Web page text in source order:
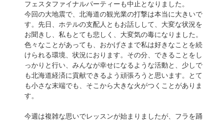
フェスタファイナルパーティーも中止となりました。
今回の大地震で、北海道の観光業の打撃は本当に大きいで
す。先日、ホテルの支配人ともお話しして、大変な状況を
お聞きし、私もとても悲しく、大変気の毒になりました。
色々なことがあっても、おかげさまで私は好きなことを続
けられる環境、状況におります。その分、できることをし
っかりと行い、みんなが幸せになるような活動と、少しで
も北海道経済に貢献できるよう頑張ろうと思います。とて
も小さな末端でも、そこから大きな火がつくことがありま
す。
今週は複雑な思いでレッスンが始まりましたが、フラを踊